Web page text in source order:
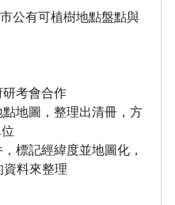
公有可植樹地點盤點與
考會合作
地圖，整理出清冊，方
標記經緯度並地圖化，
料來整理